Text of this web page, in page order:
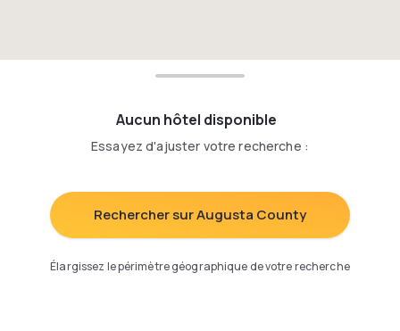
Aucun hôtel disponible
Essayez d'ajuster votre recherche :
Rechercher sur Augusta County
Élargissez le périmètre géographique de votre recherche